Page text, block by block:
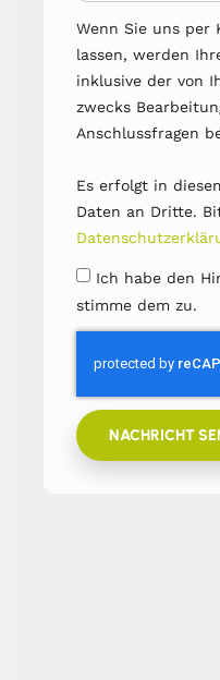
Wenn Sie uns per
lassen, werden
inklusive der von
zwecks
Anschlussfragen
Es erfolgt in
Daten an Dritte.
Ich habe den
stimme dem zu.
NACHRICHT